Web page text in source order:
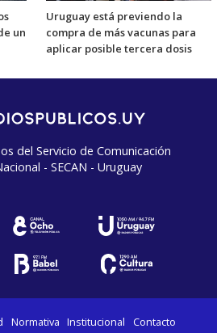
un
Uruguay está previendo la
compra de más vacunas para
aplicar posible tercera dosis
del Servicio de Comunicación
- SECAN - Uruguay
Normativa Institucional Contacto